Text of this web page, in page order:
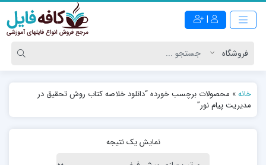
|
خانه» محصولات برچسب خورده “دانلود خلاصه کتاب روش تحقیق در
مدیریت پیام نور”
نمایش یک نتیجه